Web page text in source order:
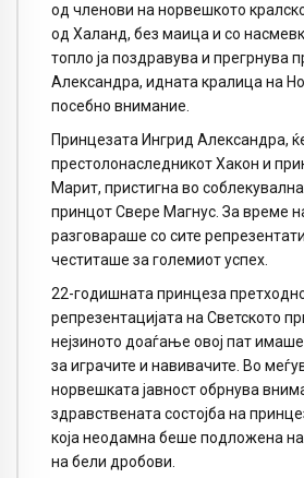
од членови на норвешкото
од Халанд, без маица и со
топло ја поздравува и прегрнува
Александра, идната кралица на
посебно внимание.
Принцезата Ингрид Александра,
престолонаследникот Хакон и
Марит, пристигна во
принцот Свере Магнус. За време
разговараше со сите
честиташе за големиот успех.
22-годишната принцеза
репрезентацијата на Светското
нејзиното доаѓање овој пат
за играчите и навивачите. Во
норвешката јавност обрнува
здравствената состојба на
која неодамна беше подложена на
на бели дробови.